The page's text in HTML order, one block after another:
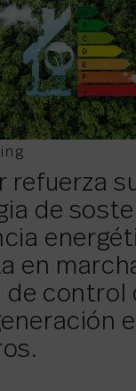
refuerza
de
en
de control